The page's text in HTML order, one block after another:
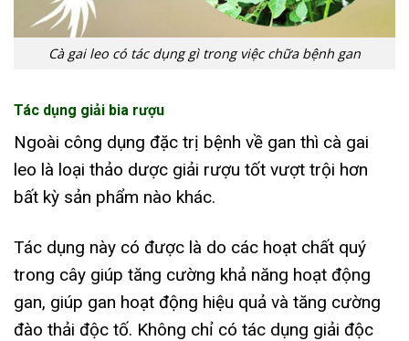
Cà gai leo có tác dụng gì trong việc chữa bệnh gan
Tác dụng giải bia rượu
Ngoài công dụng đặc trị bệnh về gan thì cà gai
leo là loại thảo dược giải rượu tốt vượt trội hơn
bất kỳ sản phẩm nào khác.
Tác dụng này có được là do các hoạt chất quý
trong cây giúp tăng cường khả năng hoạt động
gan, giúp gan hoạt động hiệu quả và tăng cường
đào thải độc tố. Không chỉ có tác dụng giải độc